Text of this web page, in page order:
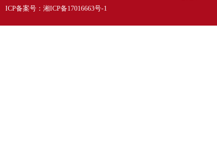
ICP备案号： 湘ICP备17016663号-1